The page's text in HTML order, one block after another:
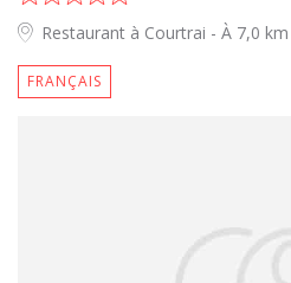
Restaurant à Courtrai - À 7,0 km
FRANÇAIS